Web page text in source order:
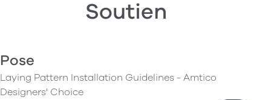
Soutien
Pose
Laying Pattern Installation Guidelines - Amtico
Designers' Choice